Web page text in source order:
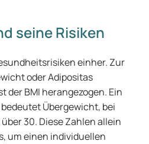
seine Risiken
einher. Zur
oder Adipositas
der BMI herangezogen. Ein
Übergewicht, bei
30. Diese Zahlen allein
um einen individuellen